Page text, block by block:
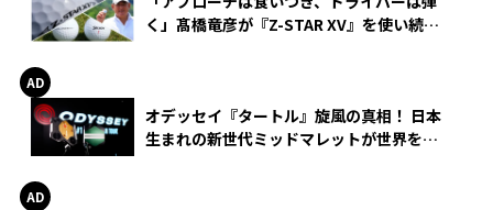
く」髙橋竜彦が『Z-STAR XV』を使い続け
オデッセイ『タートル』旋風の真相！ 日本
生まれの新世代ミッドマレットが世界を席